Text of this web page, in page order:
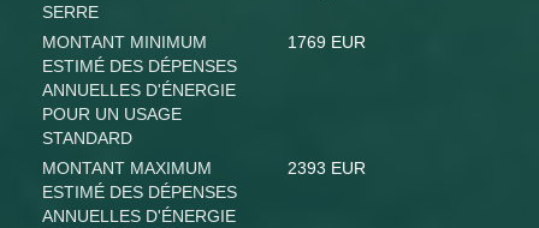
SERRE
MONTANT MINIMUM
ESTIMÉ DES DÉPENSES
ANNUELLES D'ÉNERGIE
POUR UN USAGE
STANDARD
1769 EUR
MONTANT MAXIMUM
ESTIMÉ DES DÉPENSES
ANNUELLES D'ÉNERGIE
2393 EUR